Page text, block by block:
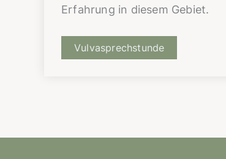
Erfahrung in diesem Gebiet.
Vulvasprechstunde